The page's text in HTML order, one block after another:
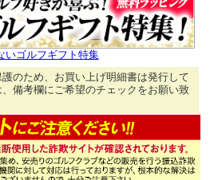
いゴルフギフト特集
のため、お買い上げ明細書は発行して
備考欄にご希望のチェックをお願い致